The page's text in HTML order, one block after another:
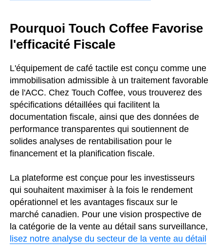
Pourquoi Touch Coffee Favorise
l'efficacité Fiscale
L'équipement de café tactile est conçu comme une
immobilisation admissible à un traitement favorable
de l'ACC. Chez Touch Coffee, vous trouverez des
spécifications détaillées qui facilitent la
documentation fiscale, ainsi que des données de
performance transparentes qui soutiennent de
solides analyses de rentabilisation pour le
financement et la planification fiscale.
La plateforme est conçue pour les investisseurs
qui souhaitent maximiser à la fois le rendement
opérationnel et les avantages fiscaux sur le
marché canadien. Pour une vision prospective de
la catégorie de la vente au détail sans surveillance,
lisez notre analyse du secteur de la vente au détail